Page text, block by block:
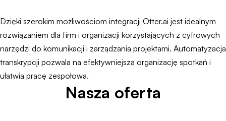
Dzięki szerokim możliwościom integracji Otter.ai jest idealnym
rozwiązaniem dla firm i organizacji korzystających z cyfrowych
narzędzi do komunikacji i zarządzania projektami. Automatyzacja
transkrypcji pozwala na efektywniejszą organizację spotkań i
ułatwia pracę zespołową.
Nasza oferta